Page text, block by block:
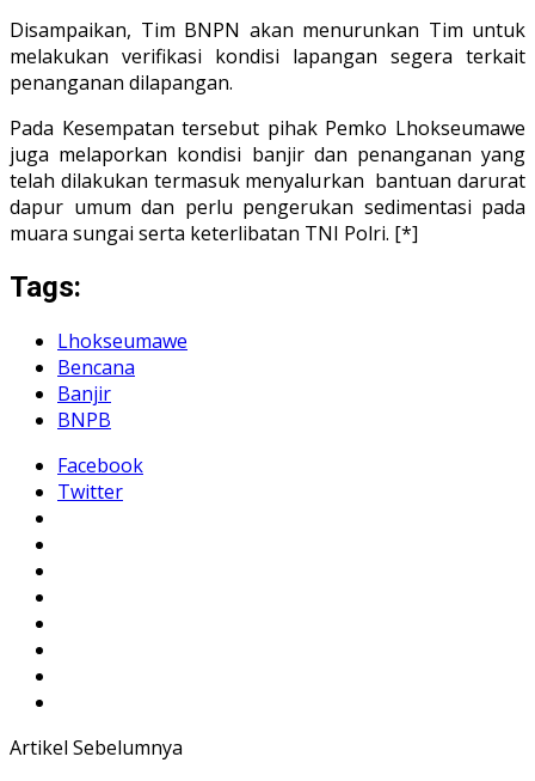
Disampaikan, Tim BNPN akan menurunkan Tim untuk
melakukan verifikasi kondisi lapangan segera terkait
penanganan dilapangan.
Pada Kesempatan tersebut pihak Pemko Lhokseumawe
juga melaporkan kondisi banjir dan penanganan yang
telah dilakukan termasuk menyalurkan bantuan darurat
dapur umum dan perlu pengerukan sedimentasi pada
muara sungai serta keterlibatan TNI Polri. [*]
Tags:
Lhokseumawe
Bencana
Banjir
BNPB
Facebook
Twitter
Artikel Sebelumnya